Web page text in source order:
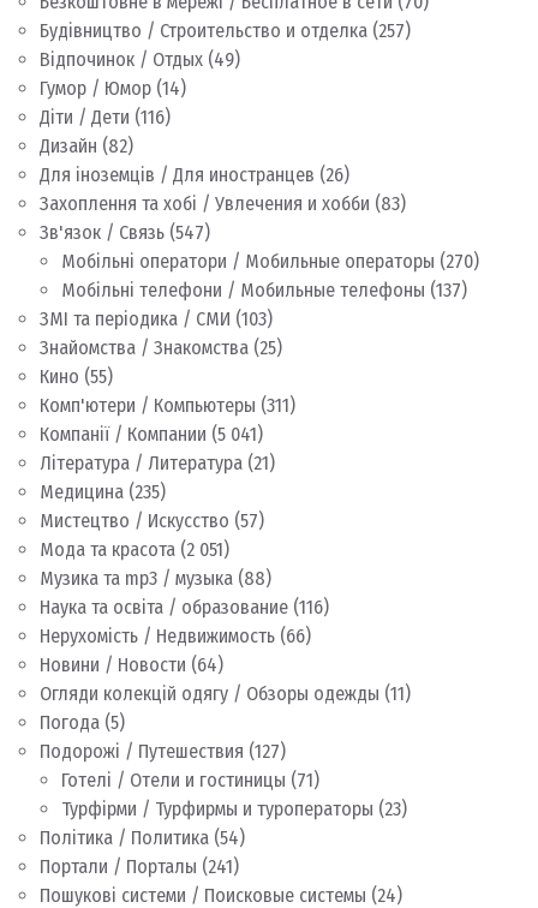
Будівництво / Строительство и отделка (257)
Відпочинок / Отдых (49)
Гумор / Юмор (14)
Діти / Дети (116)
Дизайн (82)
Для іноземців / Для иностранцев (26)
Захоплення та хобі / Увлечения и хобби (83)
Зв'язок / Связь (547)
Мобільні оператори / Мобильные операторы (270)
Мобільні телефони / Мобильные телефоны (137)
ЗМІ та періодика / СМИ (103)
Знайомства / Знакомства (25)
Кино (55)
Комп'ютери / Компьютеры (311)
Компанії / Компании (5 041)
Література / Литература (21)
Медицина (235)
Мистецтво / Искусство (57)
Мода та красота (2 051)
Музика та mp3 / музыка (88)
Наука та освіта / образование (116)
Нерухомість / Недвижимость (66)
Новини / Новости (64)
Огляди колекцій одягу / Обзоры одежды (11)
Погода (5)
Подорожі / Путешествия (127)
Готелі / Отели и гостиницы (71)
Турфірми / Турфирмы и туроператоры (23)
Політика / Политика (54)
Портали / Порталы (241)
Пошукові системи / Поисковые системы (24)